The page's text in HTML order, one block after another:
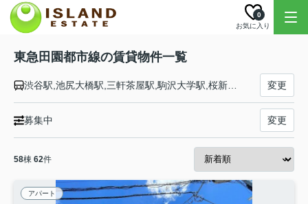
お気に入り
0
東急田園都市線の賃貸物件一覧
変更
募集中 変更
58棟 62件
アパート